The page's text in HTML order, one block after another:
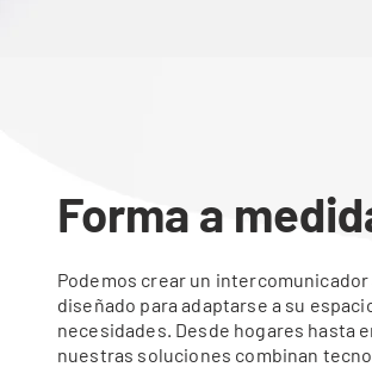
Forma a
Podemos crear un intercomunicador
diseñado para adaptarse a su
necesidades. Desde hogares hasta
nuestras soluciones combinan